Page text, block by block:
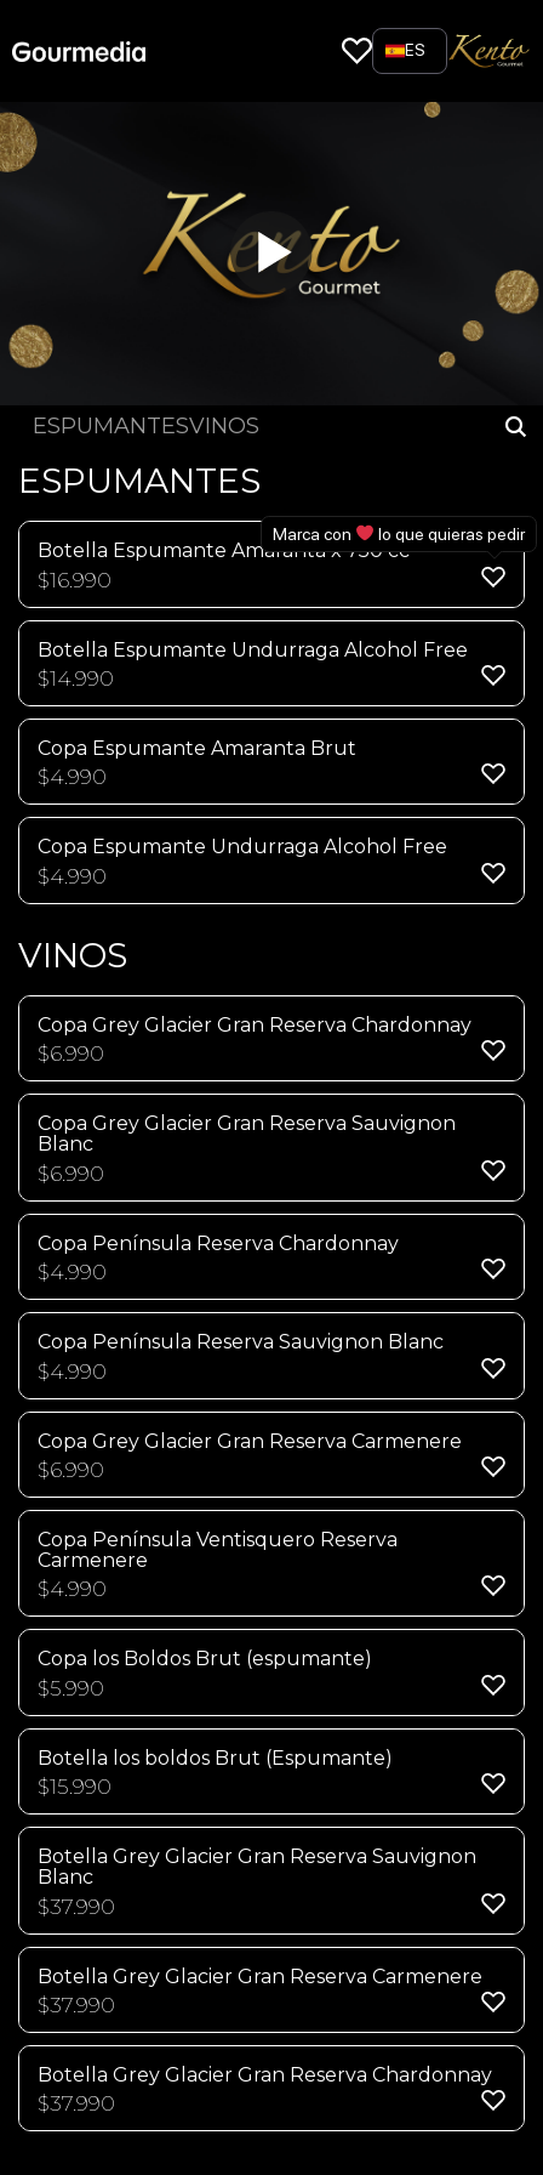
content
ES
ESPUMANTESVINOS
ESPUMANTES
Botella Espumante Amaranta x 750 cc
$16.990
Botella Espumante Undurraga Alcohol Free
$14.990
Copa Espumante Amaranta Brut
$4.990
Copa Espumante Undurraga Alcohol Free
$4.990
VINOS
Copa Grey Glacier Gran Reserva Chardonnay
$6.990
Copa Grey Glacier Gran Reserva Sauvignon
Blanc
$6.990
Copa Península Reserva Chardonnay
$4.990
Copa Península Reserva Sauvignon Blanc
$4.990
Copa Grey Glacier Gran Reserva Carmenere
$6.990
Copa Península Ventisquero Reserva
Carmenere
$4.990
Copa los Boldos Brut (espumante)
$5.990
Botella los boldos Brut (Espumante)
$15.990
Botella Grey Glacier Gran Reserva Sauvignon
Blanc
$37.990
Botella Grey Glacier Gran Reserva Carmenere
$37.990
Botella Grey Glacier Gran Reserva Chardonnay
$37.990
Marca con lo que quieras pedir